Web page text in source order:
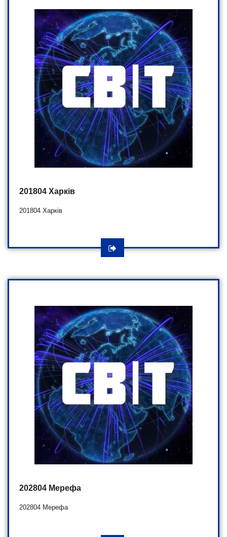
201804 Харків
201804 Харків
202804 Мерефа
202804 Мерефа